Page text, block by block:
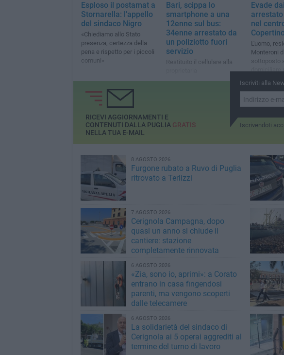
Esploso il postamat a
Stornarella: l'appello
del sindaco Nigro
«Chiediamo allo Stato
presenza, certezza della
pena e rispetto per i piccoli
comuni»
Bari, scippa lo
smartphone a una
12enne sul bus:
34enne arrestato da
un poliziotto fuori
servizio
Restituito il cellulare alla
Evade
nel
L'uomo,
Monteroni
sottoposto
domiciliare
materia di
Iscriviti alla
Iscrivendoti
RICEVI AGGIORNAMENTI E
CONTENUTI DALLA PUGLIA GRATIS
NELLA TUA E-MAIL
8 AGOSTO 2026
Furgone rubato a Ruvo di Puglia
ritrovato a Terlizzi
7 AGOSTO 2026
Cerignola Campagna, dopo
quasi un anno si chiude il
cantiere: stazione
completamente rinnovata
6 AGOSTO 2026
«Zia, sono io, aprimi»: a Corato
entrano in casa fingendosi
parenti, ma vengono scoperti
dalle telecamere
6 AGOSTO 2026
La solidarietà del sindaco di
Cerignola ai 5 operai aggrediti al
termine del turno di lavoro